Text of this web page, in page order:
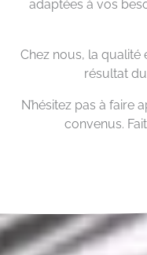
adaptées à vos
Chez nous, la
résultat
N’hésitez pas à
convenus.